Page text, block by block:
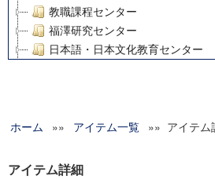
教職課程センター
福澤研究センター
日本語・日本文化教育センター
グローバルリサーチインスティテ
科学研究費補助金研究成果報告書
ホーム »» アイテム一覧 »» アイテム
アイテム詳細